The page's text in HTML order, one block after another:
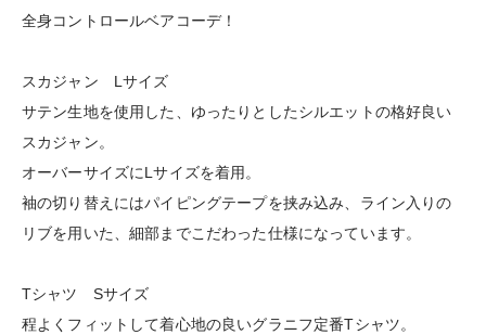
全身コントロールベアコーデ！
スカジャン Lサイズ
サテン生地を使用した、ゆったりとしたシルエットの格好良い
スカジャン。
オーバーサイズにLサイズを着用。
袖の切り替えにはパイピングテープを挟み込み、ライン入りの
リブを用いた、細部までこだわった仕様になっています。
Tシャツ Sサイズ
程よくフィットして着心地の良いグラニフ定番Tシャツ。